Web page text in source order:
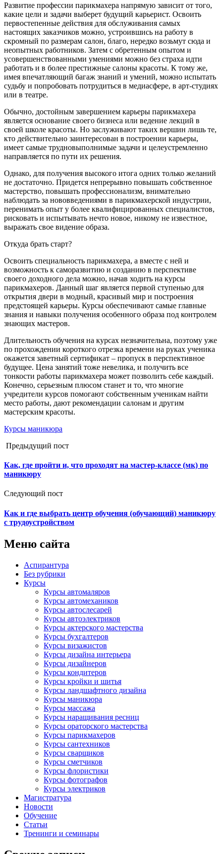
Развитие профессии парикмахера напрямую зависит от того,
какие цели и задачи выберет будущий карьерист. Освоить
первостепенные действия для обслуживания самых
настоящих заказчиков можно, устроившись на работу в
скромный по размерам салон, благо, нередко возьмут сюда и
неопытных работников. Затем с обретенным опытом и
усовершенствованными умениями можно без страха идти
работать и в более престижные салоны красоты. К тому же,
имея впечатляющий багаж знаний и умений, можно испытать
судьбу и попробовать потрудиться в медиасфере, в арт-студиях
или в театре.
Обычно, достойным завершением карьеры парикмахера
является основание своего бизнеса или ведение лекций в
своей школе красоты. Но заслуживают таких вершин лишь те,
кто действительно заинтересован в построении карьеры,
имеет самые трудновыполнимые задачи и целеустремленно
направляется по пути их решения.
Однако, для получения высокого итога одних только желаний
не достаточно. Придется непрерывно повышать собственное
мастерство, повышать профессионализм, внимательно
наблюдать за нововведениями в парикмахерской индустрии,
перенимать опыт у более квалифицированных специалистов,
рисковать и испытывать нечто новое, никому не известное,
выражать свое видение образа.
Откуда брать старт?
Освоить специальность парикмахера, а вместе с ней и
возможность к саморазвитию и созданию в перспективе
своего доходного дела можно, начав ходить на курсы
парикмахеров. Данный шаг является первой ступенью для
открытия двери в модный, красивый мир и построения
предстоящей карьеры. Курсы обеспечивают самые главные
знания и навыки получения особенного образа под контролем
знающих мастеров.
Длительность обучения на курсах незначительна, поэтому уже
по прохождении короткого отрезка времени на руках ученика
окажется заветный сертификат – пропуск в перспективное
будущее. Цена занятий тоже невелика, и получить все
тонкости работы парикмахера может позволить себе каждый.
Конечно, серьезным плюсом станет и то, что многие
учредители курсов помогают собственным ученикам найти
место работы, дают рекомендации салонам и другим
мастерским красоты.
Курсы маникюра
Предыдущий пост
Как, где пройти и, что проходят на мастер-классе (мк) по
маникюру
Следующий пост
Как и где выбрать центр обучения (обучающий) маникюру
с трудоустройством
Меню сайта
Аспирантура
Без рубрики
Курсы
Курсы автомаляров
Курсы автомехаников
Курсы автослесарей
Курсы автоэлектриков
Курсы актерского мастерства
Курсы бухгалтеров
Курсы визажистов
Курсы дизайна интерьера
Курсы дизайнеров
Курсы кондитеров
Курсы кройки и шитья
Курсы ландшафтного дизайна
Курсы маникюра
Курсы массажа
Курсы наращивания ресниц
Курсы ораторского мастерства
Курсы парикмахеров
Курсы сантехников
Курсы сварщиков
Курсы сметчиков
Курсы флористики
Курсы фотографов
Курсы электриков
Магистратура
Новости
Обучение
Статьи
Тренинги и семинары